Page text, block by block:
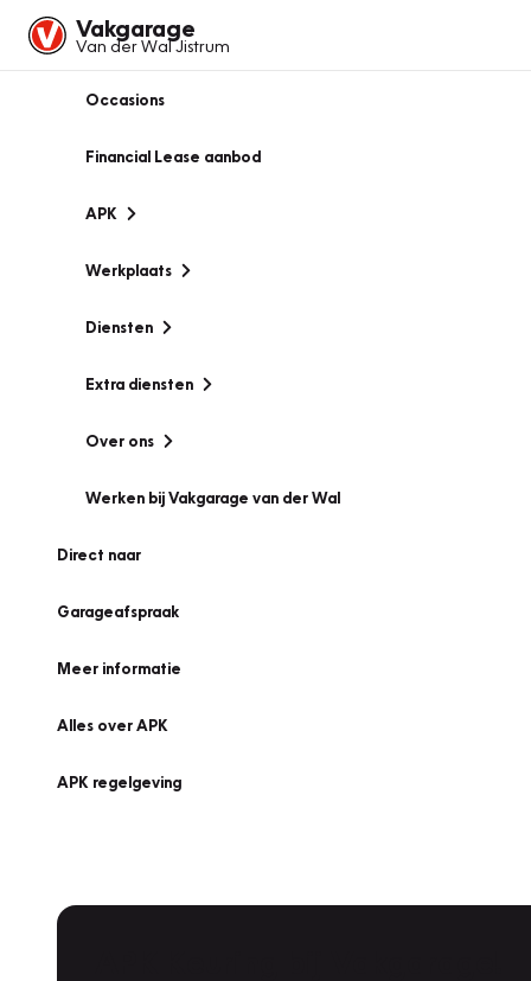
Vakgarage
Van der Wal Jistrum
Occasions
Financial Lease aanbod
APK
Werkplaats
Diensten
Extra diensten
Over ons
Werken bij Vakgarage van der Wal
Direct naar
Garageafspraak
Meer informatie
Alles over APK
APK regelgeving